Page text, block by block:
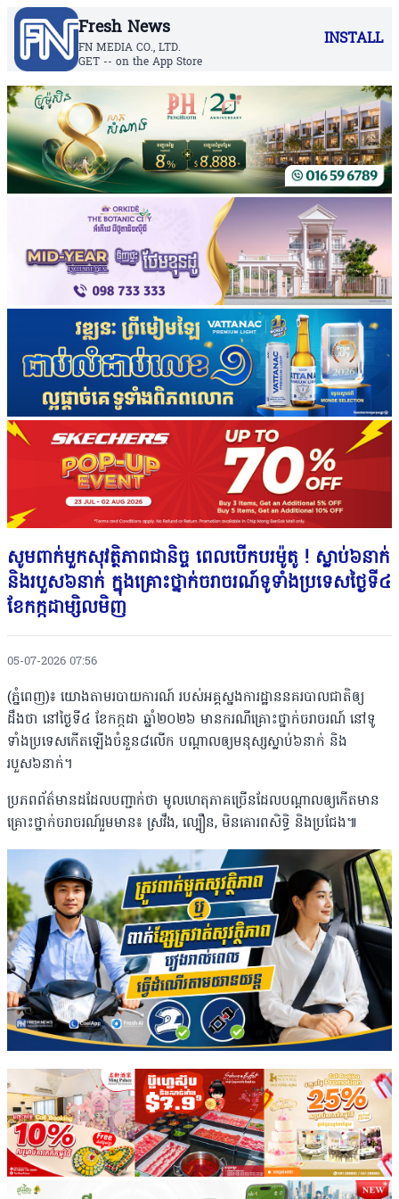
Fresh News
FN MEDIA CO., LTD.
GET -- on the App Store
INSTALL
សូមពាក់មួកសុវត្ថិភាពជានិច្ច ពេលបើកបរម៉ូតូ ! ស្លាប់៦នាក់
និងរបួស៦នាក់ ក្នុងគ្រោះថ្នាក់ចរាចរណ៍ទូទាំងប្រទេសថ្ងៃទី៤
ខែកក្កដាម្សិលមិញ
05-07-2026 07:56
(ភ្នំពេញ)៖ យោងតាមរបាយការណ៍ របស់អគ្គស្នងការដ្ឋាននគរបាលជាតិឲ្យ
ដឹងថា នៅថ្ងៃទី៤ ខែកក្កដា ឆ្នាំ២០២៦ មានករណីគ្រោះថ្នាក់ចរាចរណ៍ នៅទូ
ទាំងប្រទេសកើតឡើងចំនួន៨លើក បណ្ដាលឲ្យមនុស្សស្លាប់៦នាក់ និង
របួស៦នាក់។
ប្រភពព័ត៌មានដដែលបញ្ជាក់ថា មូលហេតុភាគច្រើនដែលបណ្ដាលឲ្យកើតមាន
គ្រោះថ្នាក់ចរាចរណ៍រួមមាន៖ ស្រវឹង, ល្បឿន, មិនគោរពសិទិ្ធ និងប្រជែង៕